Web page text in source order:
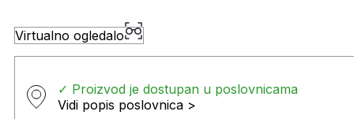
Virtualno ogledalo
✓ Proizvod je dostupan u poslovnicama
Vidi popis poslovnica >